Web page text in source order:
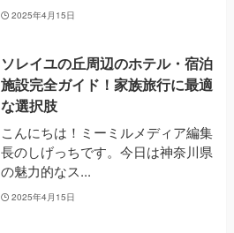
2025年4月15日
ソレイユの丘周辺のホテル・宿泊
施設完全ガイド！家族旅行に最適
な選択肢
こんにちは！ミーミルメディア編集
長のしげっちです。今日は神奈川県
の魅力的なス...
2025年4月15日